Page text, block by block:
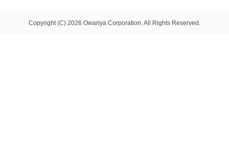
Copyright (C) 2026 Owariya Corporation. All Rights Reserved.